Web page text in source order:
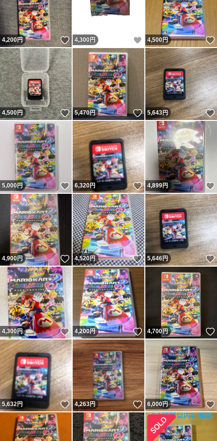
4,200円 いいね！
4,300 円 いいね！
4,500円
4,500円 いいね！
5,470円 いいね！
5,643円
5,000円 いいね！
6,320円 いいね！
4,899円
4,900円 いいね！
4,520円 いいね！
5,646円
4,300円 いいね！
4,200円 いいね！
4,700円
5,632円 いいね！
4,263円 いいね！
6,000円